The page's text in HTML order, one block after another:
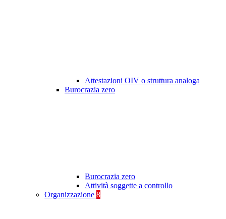
Attestazioni OIV o struttura analoga
Burocrazia zero
Burocrazia zero
Attività soggette a controllo
Organizzazione 8